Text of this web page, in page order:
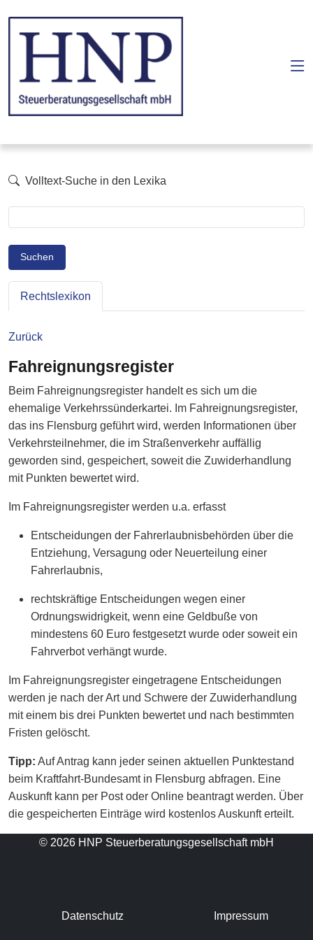
Volltext-Suche in den Lexika
Suchen
Rechtslexikon
Zurück
Fahreignungsregister
Beim Fahreignungsregister handelt es sich um die
ehemalige Verkehrssünderkartei. Im Fahreignungsregister,
das ins Flensburg geführt wird, werden Informationen über
Verkehrsteilnehmer, die im Straßenverkehr auffällig
geworden sind, gespeichert, soweit die Zuwiderhandlung
mit Punkten bewertet wird.
Im Fahreignungsregister werden u.a. erfasst
Entscheidungen der Fahrerlaubnisbehörden über die
Entziehung, Versagung oder Neuerteilung einer
Fahrerlaubnis,
rechtskräftige Entscheidungen wegen einer
Ordnungswidrigkeit, wenn eine Geldbuße von
mindestens 60 Euro festgesetzt wurde oder soweit ein
Fahrverbot verhängt wurde.
Im Fahreignungsregister eingetragene Entscheidungen
werden je nach der Art und Schwere der Zuwiderhandlung
mit einem bis drei Punkten bewertet und nach bestimmten
Fristen gelöscht.
Tipp: Auf Antrag kann jeder seinen aktuellen Punktestand
beim Kraftfahrt-Bundesamt in Flensburg abfragen. Eine
Auskunft kann per Post oder Online beantragt werden. Über
die gespeicherten Einträge wird kostenlos Auskunft erteilt.
© 2026 HNP Steuerberatungsgesellschaft mbH
Datenschutz Impressum